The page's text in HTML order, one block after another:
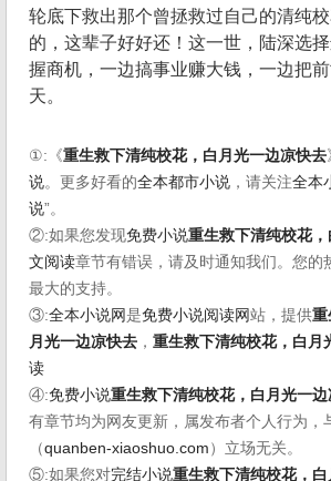
轮底下救出那个曾拯救过自己的清纯
的，这辈子好好还！这一世，陆深选
握商机，一边搞事业赚大钱，一边把
天。
①:《重生救下清纯校花，白月光一边凉快去
说。更多好看的全本都市小说 ，请关注全本
说”。
②:如果您发现免费小说重生救下清纯校花
文阅读章节有错误，请及时通知我们。您的
最大的支持。
③:全本小说网是免费小说阅读网站，提供重
月光一边凉快去 ， 重生救下清纯校花，白月
读
④:免费小说重生救下清纯校花，白月光一
有章节均为网友更新，属发布者个人行为，
（quanben-xiaoshuo.com ）立场无关。
⑤:如果您对完结小说重生救下清纯校花，